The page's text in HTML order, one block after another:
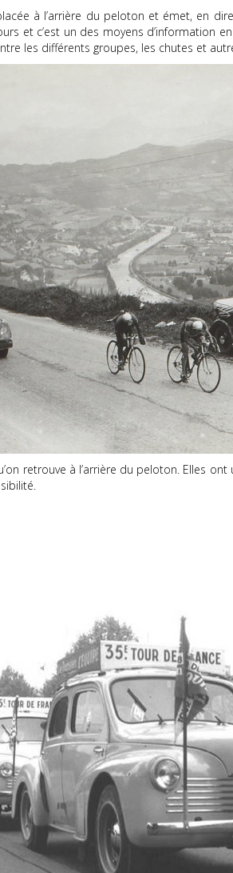
à l’arrière du peloton et émet, en
et c’est un des moyens d’information
les différents groupes, les chutes et
retrouve à l’arrière du peloton. Elles